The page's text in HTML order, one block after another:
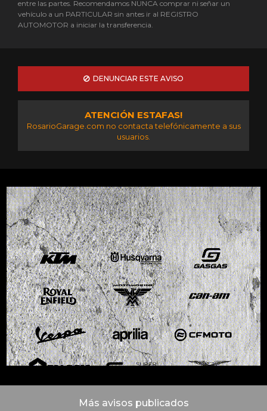
entre las partes. Recomendamos NUNCA comprar ni señar un
vehículo a un PARTICULAR sin antes ir al REGISTRO
AUTOMOTOR a iniciar la transferencia.
DENUNCIAR ESTE AVISO
ATENCIÓN ESTAFAS!
RosarioGarage.com no contacta telefónicamente a sus
usuarios.
Más avisos publicados